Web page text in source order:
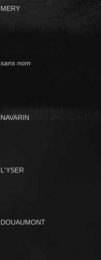
MERY
sans nom
NAVARIN
L'YSER
DOUAUMONT